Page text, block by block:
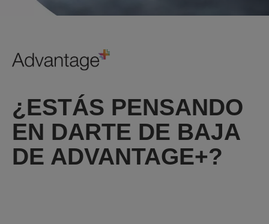
¿ESTÁS PENSANDO
EN DARTE DE BAJA
DE ADVANTAGE+?